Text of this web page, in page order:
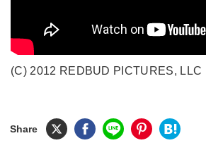
(C) 2012 REDBUD PICTURES, LLC